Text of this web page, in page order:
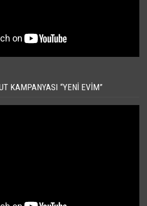
KAMPANYASI “YENI EVIM”